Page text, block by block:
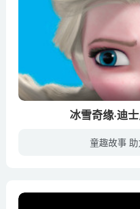
冰雪奇缘·迪
童趣故事